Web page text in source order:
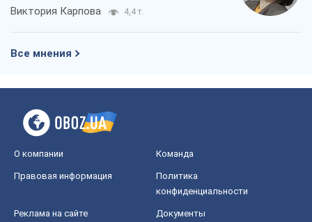
Виктория Карпова 4,4 т.
Все мнения
О компании Команда
Правовая информация
Политика
конфиденциальности
Реклама на сайте Документы